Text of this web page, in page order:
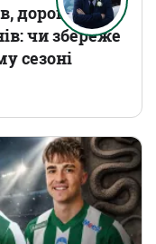
дорогі
чи збереже
сезоні